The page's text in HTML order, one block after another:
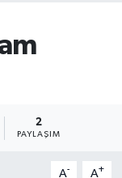
2
PAYLAŞIM
A- A+